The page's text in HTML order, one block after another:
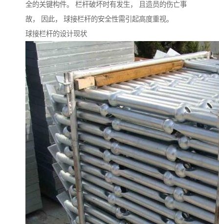
全的关键构件。 栏杆破坏时有发生， 且造员的伤亡事
故， 因此， 球接栏杆的安全性需引起高度重视。
球接栏杆的设计现状